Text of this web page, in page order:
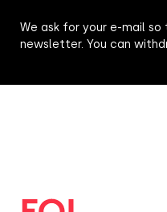
We ask for your e-mail
newsletter. You can